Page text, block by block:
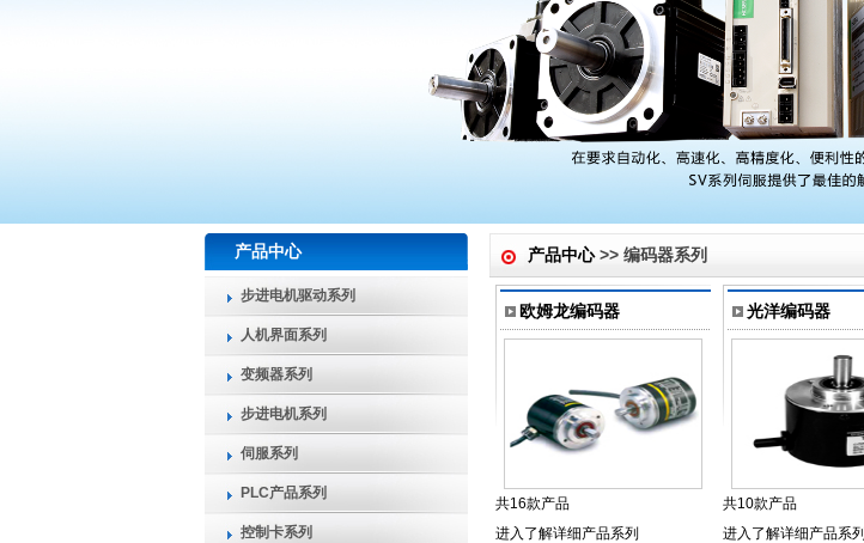
产品中心
步进电机驱动系列
人机界面系列
变频器系列
步进电机系列
伺服系列
PLC产品系列
控制卡系列
产品中心>> 编码器系列
欧姆龙编码器
共16款产品
进入了解详细产品系列
光洋编码器
共10款产品
进入了解详细产品系列